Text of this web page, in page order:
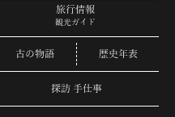
旅行情報
観光ガイド
古の物語 歴史年表
探訪 手仕事